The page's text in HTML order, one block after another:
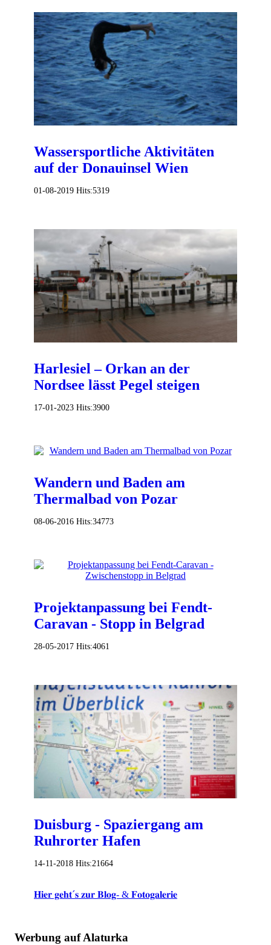
Wassersportliche Aktivitäten
auf der Donauinsel Wien
01-08-2019 Hits:5319
Harlesiel – Orkan an der
Nordsee lässt Pegel steigen
17-01-2023 Hits:3900
Wandern und Baden am
Thermalbad von Pozar
08-06-2016 Hits:34773
Projektanpassung bei Fendt-
Caravan - Stopp in Belgrad
28-05-2017 Hits:4061
Duisburg - Spaziergang am
Ruhrorter Hafen
14-11-2018 Hits:21664
𝐇𝐢𝐞𝐫 𝐠𝐞𝐡𝐭´𝐬 𝐳𝐮𝐫 𝐁𝐥𝐨𝐠- & 𝐅𝐨𝐭𝐨𝐠𝐚𝐥𝐞𝐫𝐢𝐞
Werbung auf Alaturka